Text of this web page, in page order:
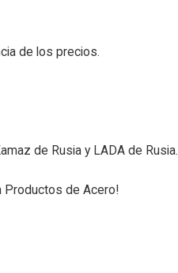
de los precios.
de Rusia y LADA de Rusia.
Productos de Acero!